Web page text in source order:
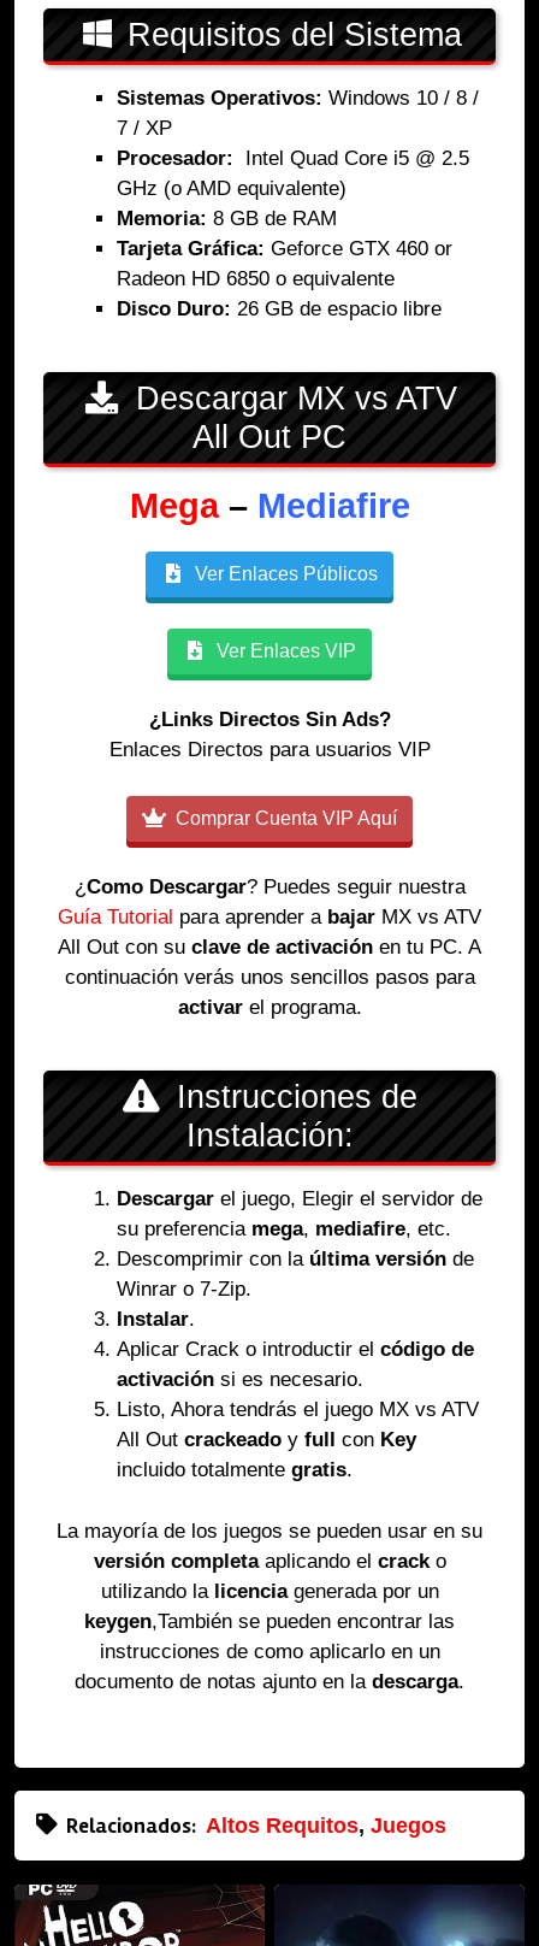
Requisitos del Sistema
Sistemas Operativos: Windows 10 / 8 /
7 / XP
Procesador:
Intel Quad Core i5 @ 2.5
GHz (o AMD equivalente)
Memoria: 8 GB de RAM
Tarjeta Gráfica: Geforce GTX 460 or
Radeon HD 6850 o equivalente
Disco Duro: 26 GB de espacio libre
Descargar MX vs ATV
All Out PC
Mega– Mediafire
Ver Enlaces Públicos
Ver Enlaces VIP
¿Links Directos Sin Ads?
Enlaces Directos para usuarios VIP
Comprar Cuenta VIP Aquí
¿Como Descargar? Puedes seguir nuestra
Guía Tutorial para aprender a bajar MX vs ATV
All Out con su clave de activación en tu PC. A
continuación verás unos sencillos pasos para
activarel programa.
Instrucciones de
Instalación:
Descargar el juego, Elegir el servidor de
su preferencia mega, mediafire, etc.
Descomprimir con la última versión de
Winrar o 7-Zip.
Instalar.
Aplicar Crack o introductir el código de
activación si es necesario.
Listo, Ahora tendrás el juego MX vs ATV
All Out crackeado y full con Key
incluido totalmente gratis.
La mayoría de los juegos se pueden usar en su
versión completaaplicando el cracko
utilizando la licenciagenerada por un
keygen,También se pueden encontrar las
instrucciones de como aplicarlo en un
documento de notas ajunto en la descarga.
Relacionados: Altos Requitos, Juegos